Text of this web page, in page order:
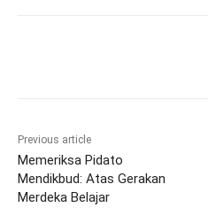
Previous article
Memeriksa Pidato
Mendikbud: Atas Gerakan
Merdeka Belajar